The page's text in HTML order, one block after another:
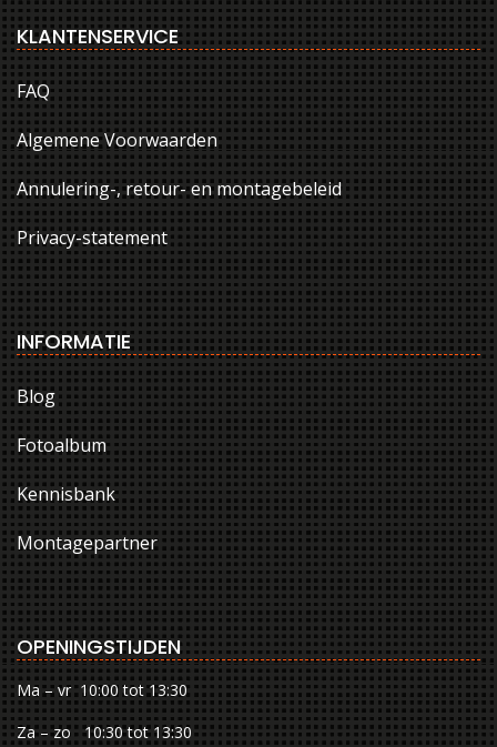
KLANTENSERVICE
FAQ
Algemene Voorwaarden
Annulering-, retour- en montagebeleid
Privacy-statement
INFORMATIE
Blog
Fotoalbum
Kennisbank
Montagepartner
OPENINGSTIJDEN
Ma – vr 10:00 tot 13:30
Za – zo 10:30 tot 13:30